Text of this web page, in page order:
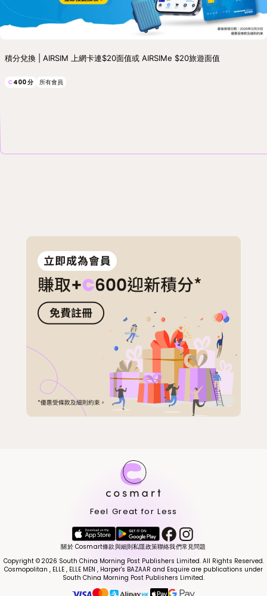
積分兌換 | AIRSIM 上網卡連$20面值或 AIRSIMe $20旅遊面值
C400分 所有會員
Feel Great for Less
關於 Cosmart條款與細則私隱政策聯絡我們常見問題
Copyright © 2026 South China Morning Post Publishers Limited. All Rights Reserved.
Cosmopolitan , ELLE , ELLE MEN , Harper's BAZAAR and Esquire are publications under
South China Morning Post Publishers Limited.